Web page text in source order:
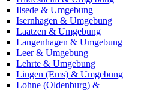
Ilsede & Umgebung
Isernhagen & Umgebung
Laatzen & Umgebung
Langenhagen & Umgebung
Leer & Umgebung
Lehrte & Umgebung
Lingen (Ems) & Umgebung
Lohne (Oldenburg) &